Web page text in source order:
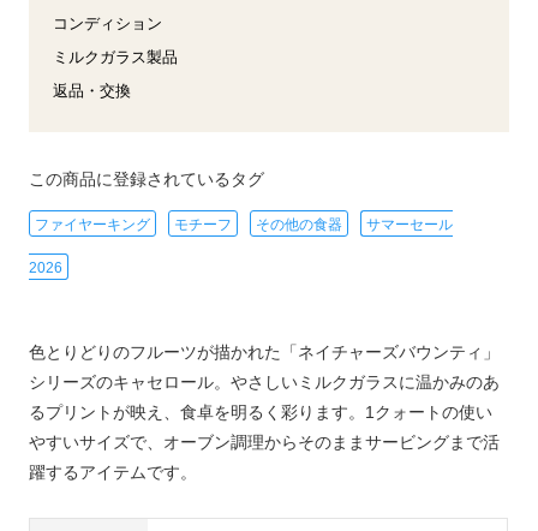
コンディション
ミルクガラス製品
返品・交換
この商品に登録されているタグ
ファイヤーキング モチーフ その他の食器 サマーセール
2026
色とりどりのフルーツが描かれた「ネイチャーズバウンティ」
シリーズのキャセロール。やさしいミルクガラスに温かみのあ
るプリントが映え、食卓を明るく彩ります。1クォートの使い
やすいサイズで、オーブン調理からそのままサービングまで活
躍するアイテムです。